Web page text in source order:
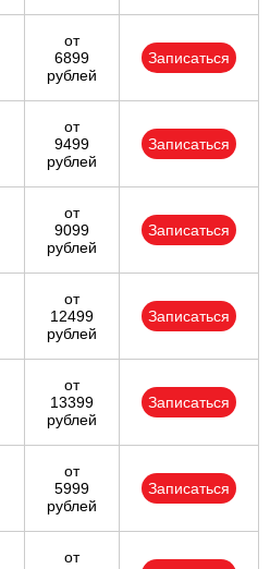
от
6899
рублей
Записаться
от
9499
рублей
Записаться
от
9099
рублей
Записаться
от
12499
рублей
Записаться
от
13399
рублей
Записаться
от
5999
рублей
Записаться
от